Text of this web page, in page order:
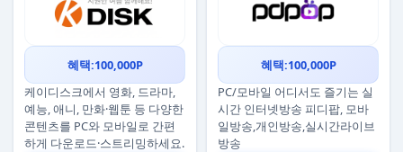
혜택:100,000P
케이디스크에서 영화, 드라마,
예능, 애니, 만화·웹툰 등 다양한
콘텐츠를 PC와 모바일로 간편
하게 다운로드·스트리밍하세요.
혜택:100,000P
PC/모바일 어디서도 즐기는 실
시간 인터넷방송 피디팝, 모바
일방송,개인방송,실시간라이브
방송